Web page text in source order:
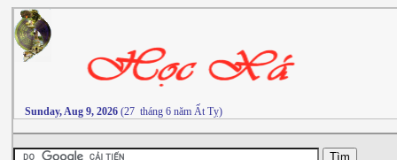
Sunday, Aug 9, 2026 (27 tháng 6 năm Ất Tỵ)